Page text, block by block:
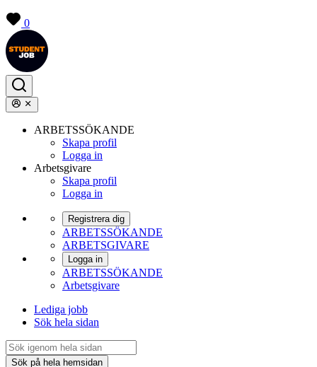
0
ARBETSSÖKANDE
Skapa profil
Logga in
Arbetsgivare
Skapa profil
Logga in
Registrera dig
ARBETSSÖKANDE
ARBETSGIVARE
Logga in
ARBETSSÖKANDE
Arbetsgivare
Lediga jobb
Sök hela sidan